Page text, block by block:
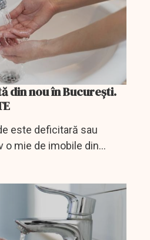
din nou în București.
este deficitară sau
o mie de imobile din
postate pe site-ul